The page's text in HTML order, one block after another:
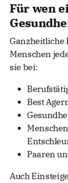
Für wen
Ganzheitliche
Menschen
sie bei:
Best
Paaren
Auch